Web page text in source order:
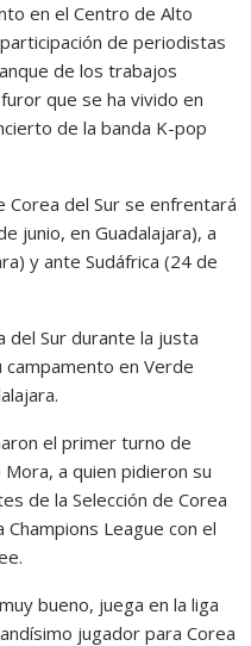
en el Centro de Alto
de periodistas
de los trabajos
que se ha vivido en
de la banda K-pop
Corea del Sur se enfrentará
junio, en Guadalajara), a
y ante Sudáfrica (24 de
del Sur durante la justa
campamento en Verde
el primer turno de
a quien pidieron su
de la Selección de Corea
League con el
bueno, juega en la liga
jugador para Corea